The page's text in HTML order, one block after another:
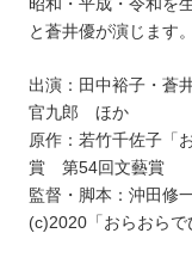
と蒼井優が演じます。
出演：田中裕子・蒼
官九郎 ほか
原作：若竹千佐子「
賞 第54回文藝賞
監督・脚本：沖田修
(c)2020「おらおら